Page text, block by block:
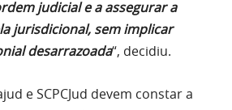
judicial e a assegurar a
jurisdicional, sem implicar
desarrazoada“, decidiu.
e SCPCJud devem constar a